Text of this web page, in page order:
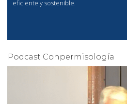
eficiente y sostenible.
Podcast Conpermisología